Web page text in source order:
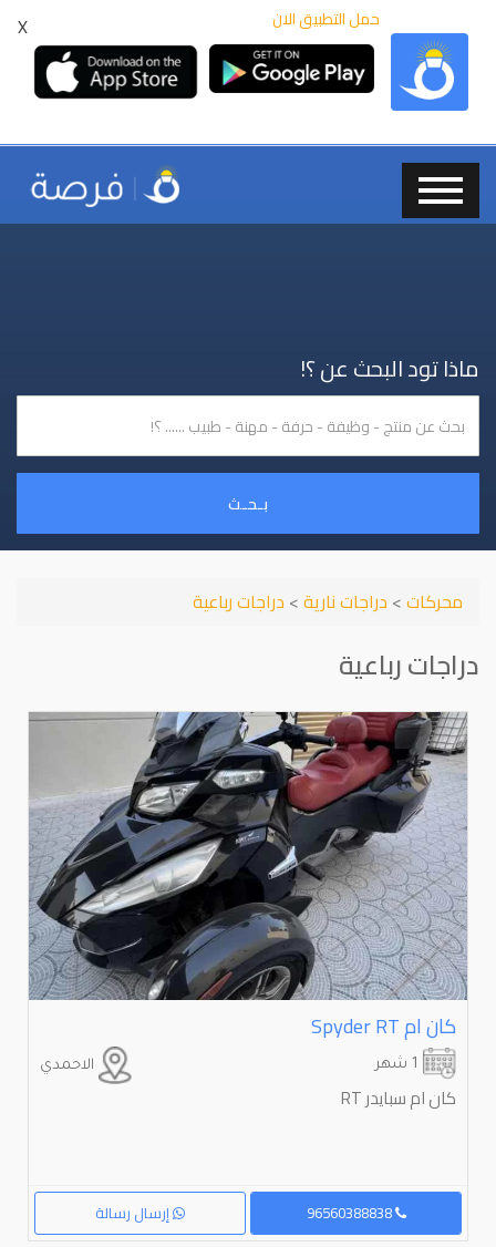
X حمل التطبيق الان
ماذا تود البحث عن ؟!
بـحـث
محركات> دراجات نارية> دراجات رباعية
دراجات رباعية
كان ام ⁦Spyder RT⁩
الاحمدي
كان ام سبايدر RT
إرسال رسالة 96560388838